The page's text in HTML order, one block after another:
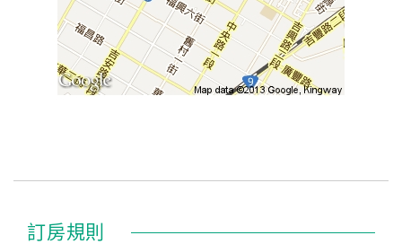
訂房規則